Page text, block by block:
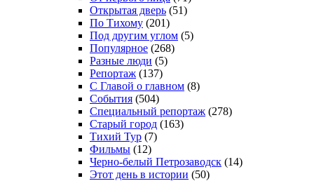
Открытая дверь (51)
По Тихому (201)
Под другим углом (5)
Популярное (268)
Разные люди (5)
Репортаж (137)
С Главой о главном (8)
События (504)
Специальный репортаж (278)
Старый город (163)
Тихий Тур (7)
Фильмы (12)
Черно-белый Петрозаводск (14)
Этот день в истории (50)